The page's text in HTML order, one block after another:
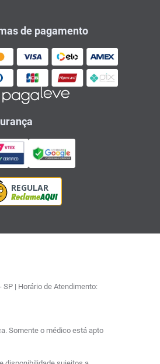
de pagamento
SP | Horário de Atendimento:
Somente o médico está apto